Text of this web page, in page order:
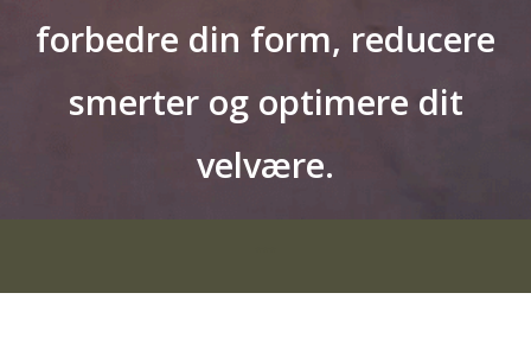
forbedre din form, reducere
smerter og optimere dit
velvære.